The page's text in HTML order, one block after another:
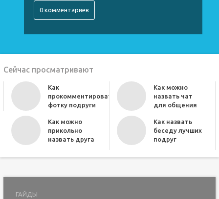
0 комментариев
Сейчас просматривают
Как
прокомментировать
фотку подруги
Как можно
назвать чат
для общения
Как можно
прикольно
назвать друга
Как назвать
беседу лучших
подруг
ГАЙДЫ